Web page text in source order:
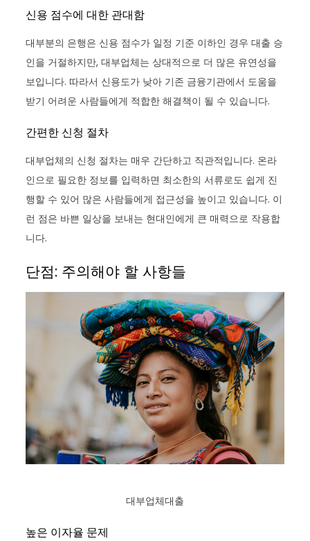
신용 점수에 대한 관대함
대부분의 은행은 신용 점수가 일정 기준 이하인 경우 대출 승
인을 거절하지만, 대부업체는 상대적으로 더 많은 유연성을
보입니다. 따라서 신용도가 낮아 기존 금융기관에서 도움을
받기 어려운 사람들에게 적합한 해결책이 될 수 있습니다.
간편한 신청 절차
대부업체의 신청 절차는 매우 간단하고 직관적입니다. 온라
인으로 필요한 정보를 입력하면 최소한의 서류로도 쉽게 진
행할 수 있어 많은 사람들에게 접근성을 높이고 있습니다. 이
런 점은 바쁜 일상을 보내는 현대인에게 큰 매력으로 작용합
니다.
단점: 주의해야 할 사항들
대부업체대출
높은 이자율 문제